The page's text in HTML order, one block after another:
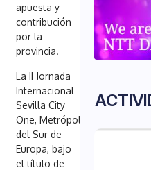
apuesta y
contribución
por la
provincia.
La II Jornada
Internacional
Sevilla City
One, Metrópolis
del Sur de
Europa, bajo
el título de